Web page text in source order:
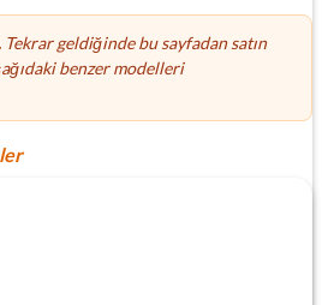
Tekrar geldiğinde bu sayfadan satın
benzer modelleri